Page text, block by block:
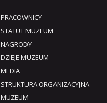
PRACOWNICY
STATUT MUZEUM
NAGRODY
DZIEJE MUZEUM
MEDIA
STRUKTURA ORGANIZACYJNA
MUZEUM